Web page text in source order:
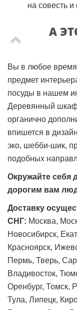
на совесть и
А
Вы в любое время
предмет
посуды в нашем
Деревянный
органично
впишется в
эко, шебби-шик,
подобных
Окружайте себя
дорогим вам
Доставку
СНГ: Москва,
Новосибирск,
Красноярск,
Пермь, Тверь,
Владивосток,
Оренбург, Томск,
Тула, Липецк,